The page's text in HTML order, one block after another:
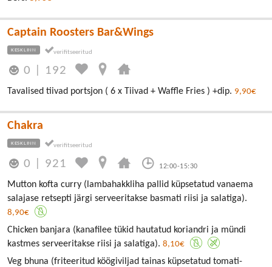
Captain Roosters Bar&Wings
KESKLINN
0 192
Tavalised tiivad portsjon ( 6 x Tiivad + Waffle Fries ) +dip. 9,90€
Chakra
KESKLINN
0 921 12:00-15:30
Mutton kofta curry (lambahakkliha pallid küpsetatud vanaema
salajase retsepti järgi serveeritakse basmati riisi ja salatiga).
8,90€
Chicken banjara (kanafilee tükid hautatud koriandri ja mündi
kastmes serveeritakse riisi ja salatiga). 8,10€
Veg bhuna (friteeritud köögiviljad tainas küpsetatud tomati-